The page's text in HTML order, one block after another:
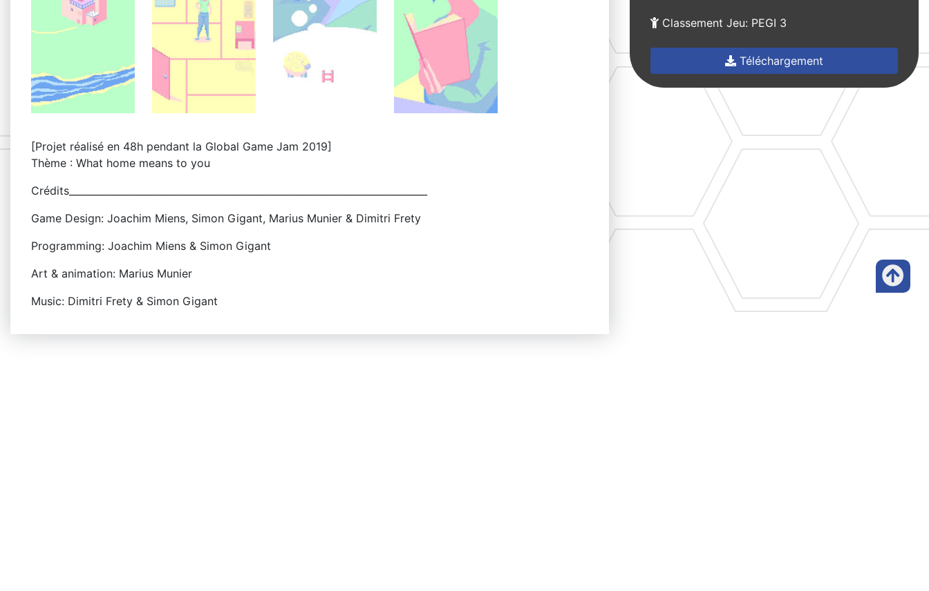
[Projet réalisé en 48h pendant la Global Game Jam 2019]
Thème : What home means to you
Crédits__________________________________________________________________________
Game Design: Joachim Miens, Simon Gigant, Marius Munier & Dimitri Frety
Programming: Joachim Miens & Simon Gigant
Art & animation: Marius Munier
Music: Dimitri Frety & Simon Gigant
Classement Jeu: PEGI 3
Téléchargement